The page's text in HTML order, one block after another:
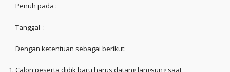
Penuh pada :
Tanggal :
Dengan ketentuan sebagai berikut:
Calon peserta didik baru harus datang langsung saat